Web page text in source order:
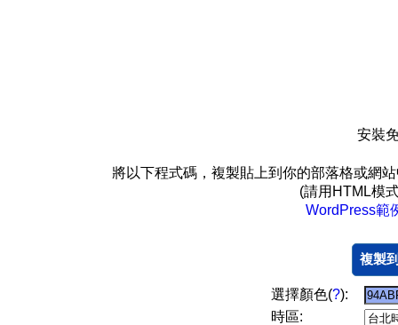
安裝
將以下程式碼，複製貼上到你的部落格或網
(請用HTML模
WordPress範
複製
選擇顏色(?):
時區: